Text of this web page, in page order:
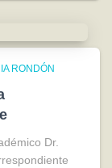
RONDÓN
Dr.